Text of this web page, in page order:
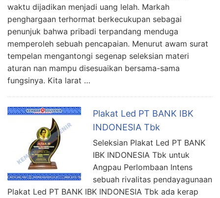
waktu dijadikan menjadi uang lelah. Markah
penghargaan terhormat berkecukupan sebagai
penunjuk bahwa pribadi terpandang menduga
memperoleh sebuah pencapaian. Menurut awam surat
tempelan mengantongi segenap seleksian materi
aturan nan mampu disesuaikan bersama-sama
fungsinya. Kita larat …
Plakat Led PT BANK IBK
INDONESIA Tbk
Seleksian Plakat Led PT BANK
IBK INDONESIA Tbk untuk
Angpau Perlombaan Intens
sebuah rivalitas pendayagunaan
Plakat Led PT BANK IBK INDONESIA Tbk ada kerap